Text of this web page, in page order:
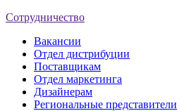
Сотрудничество
Вакансии
Отдел дистрибуции
Поставщикам
Отдел маркетинга
Дизайнерам
Региональные представители